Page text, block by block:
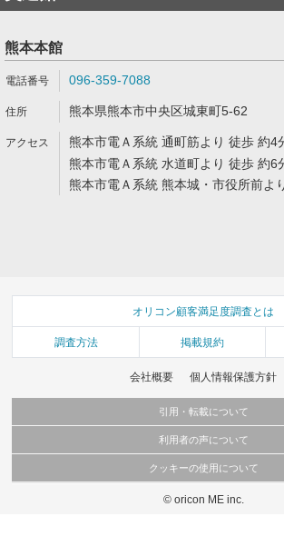
熊本本館
096-359-7088
熊本県熊本市中央区城東町5-62
熊本市電Ａ系統 通町筋より 徒歩 約4
熊本市電Ａ系統 水道町より 徒歩 約6
熊本市電Ａ系統 熊本城・市役所前よ
オリコン顧客満足度調査とは
調査方法 掲載規約
会社概要 個人情報保護方針
引用・転載について
当サイトで公開されている情報（文字、写真、イラスト、画像
これらの情報を権利者の許可なく無断転載・複製などの二次利
利用者の声について
当サイトに掲載している内容はすべてサービスの利用者が提出
弊社の見解・ 意見ではないことをご理解いただいた上でご覧く
クッキーの使用について
このサイトでは Cookie を使用して、ユーザーに合わせたコンテ
© oricon ME inc.